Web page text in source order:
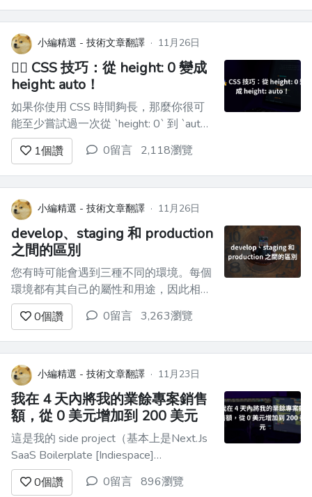
價值。 選擇您的庫取決於您的用例和個
人喜好。 ![甘道夫](https://dev-to-
uploads.s...小編精選 - 技術文章翻譯 · 11月26日
🧙‍♂️ CSS 技巧：從 height: 0 變成
height: auto！
如果你使用 CSS 時間夠長，那麼你很可
能至少嘗試過一次從 `height: 0` 到 `auto`
的**轉換**...結果卻發現它**確實如此。行
不通！** 😢 ➡️幸運的是，今天這個問題
實際上有一個**解決方案**：它在底層使
用**CSS Grid**，而且它**如此簡單**並
且**完美...
1個讚 0留言 2,118瀏覽
小編精選 - 技術文章翻譯 · 11月26日
develop、staging 和 production
之間的區別
您有時可能會遇到三種不同的環境。每個
環境都有其自己的屬性和用途，因此相應
地使用它們非常重要。一旦你知道了環境
的用途，就會明白為什麼我們有這麼多環
境。 主要的三個環境是：開發、階段和
生產。 ## Develop 這是您電腦上的環
境。您將在此處進行所有程式碼更新。這
是您的所有提交和分支...
0個讚 0留言 3,263瀏覽
小編精選 - 技術文章翻譯 · 11月23日
我在 4 天內將我的業餘專案銷售
額，從 0 美元增加到 200 美元
這是我的 side project（基本上是Next.Js
SaaS Boilerplate [Indiespace]
(https://www.indiespace.store/)）如何在
沒有任何社交媒體存在的情況下在4 天內
0個讚 0留言 896瀏覽